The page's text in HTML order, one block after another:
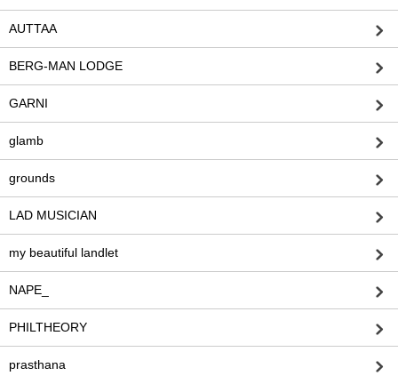
AUTTAA
BERG-MAN LODGE
GARNI
glamb
grounds
LAD MUSICIAN
my beautiful landlet
NAPE_
PHILTHEORY
prasthana